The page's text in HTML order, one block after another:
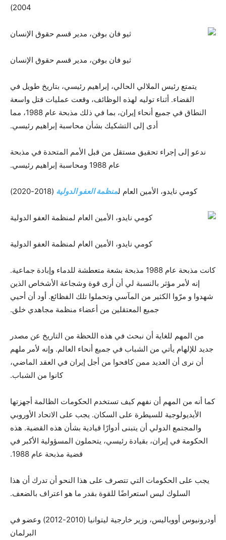
2004)
ثيو فان بوفن، مدير قسم حقوق الإنسان
يتمتع رئيس الملالي الحالي، إبراهيم رئيسي، بتاريخ طويل في
القضاء. أثناء توليه لهذه الوظائف، وقعت عمليات قتل واسعة
النطاق في جميع أنحاء إيران، بما في ذلك مذبحة عام 1988، مما
أدى إلى التشكيك بشأن محاسبة إبراهيم رئيسي.
ندعو إلى إجراء تحقيق مستقل من قبل الأمم المتحدة في مذبحة
عام 1988 ومحاسبة إبراهيم رئيسي.
كومي نايدو، الأمين العام لمنظمة العفو الدولية (2018-2020)
كومي نايدو، الأمين العام لمنظمة العفو الدولية
كانت مذبحة عام 1988 مذبحة بشعة متعطشة للدماء وإبادة جماعية.
إنه لأمر مؤثر بالنسبة لي أن أرى قوة وشجاعة الأشخاص الذين
شهدوا و مرّوا الكثير من المآسي وتحملوا تلك الفظائع. أود أن أحيي
جميع المعتقلين من أعضاء منظمة مجاهدي خلق.
من المهم للغاية أن نبحث في هذه اللحظة من التاريخ عن مصدر
جديد للإلهام يأتي من الشباب في جميع أنحاء العالم. وإنه لأمر ملهم
أن نرى أن العديد ممن كافحوا من أجل إيران في العقد الماضي،
كانوا من الشباب.
كما أنه من المهم أن نفهم كيف تستخدم الحكومات الظالمة أجهزتها
الأيديولوجية للسيطرة على السكان. يجب على الاتحاد الأوروبي
والمجتمع الدولي أن يتبنى أدوارًا قيادية بشأن هذه القضية. هذه
الحكومة في إيران، بقيادة رئيسي، يتحملون المسؤولية الأكبر في
قضية مذبحة عام 1988.
يجب على الحكومات التي تتصرف على هذا النحو أن تدرك أن هذا
السلوك ليس استعراضًا للقوة بقدر ما هو اعتراف بالضعف.
أودرونيوس أووباليس، وزير خارجية ليتوانيا (2010-2012) وعضو في
البرلمان